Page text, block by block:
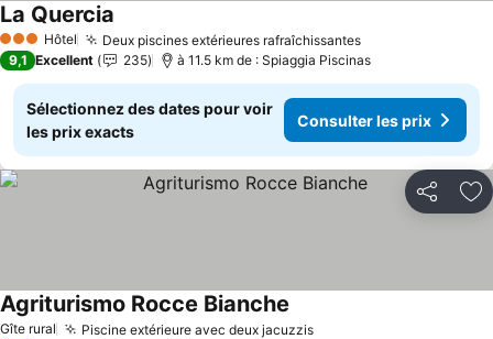
3 ÉtoilesHôtel Deux piscines extérieures rafraîchissantes
La Quercia
9,1 Excellent 235 à 11.5 km de : Spiaggia Piscinas
Sélectionnez des dates pour voir
les prix exacts
Consulter les prix
Partager
Gîte rural Piscine extérieure avec deux jacuzzis
Agriturismo Rocce Bianche